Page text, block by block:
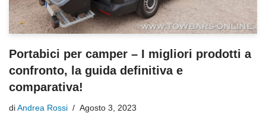
Portabici per camper – I migliori prodotti a
confronto, la guida definitiva e
comparativa!
di Andrea Rossi Agosto 3, 2023